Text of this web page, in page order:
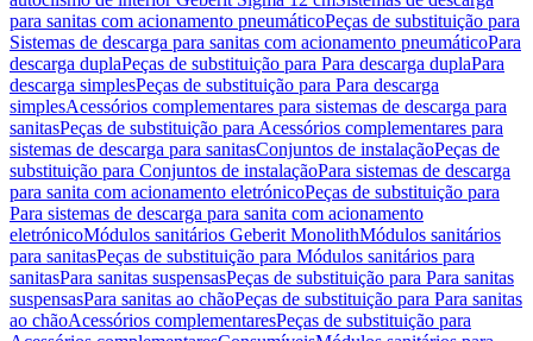
para sanitas com acionamento pneumáticoPeças de substituição para
Sistemas de descarga para sanitas com acionamento pneumáticoPara
descarga duplaPeças de substituição para Para descarga duplaPara
descarga simplesPeças de substituição para Para descarga
simplesAcessórios complementares para sistemas de descarga para
sanitasPeças de substituição para Acessórios complementares para
sistemas de descarga para sanitasConjuntos de instalaçãoPeças de
substituição para Conjuntos de instalaçãoPara sistemas de descarga
para sanita com acionamento eletrónicoPeças de substituição para
Para sistemas de descarga para sanita com acionamento
eletrónicoMódulos sanitários Geberit MonolithMódulos sanitários
para sanitasPeças de substituição para Módulos sanitários para
sanitasPara sanitas suspensasPeças de substituição para Para sanitas
suspensasPara sanitas ao chãoPeças de substituição para Para sanitas
ao chãoAcessórios complementaresPeças de substituição para